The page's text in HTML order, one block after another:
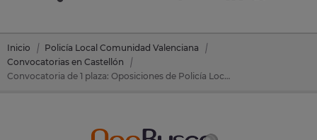
Inicio
Policía Local Comunidad Valenciana
Convocatorias en Castellón
Convocatoria de 1 plaza: Oposiciones de Policía Local Comunidad Valenciana en Morella (Castellón)